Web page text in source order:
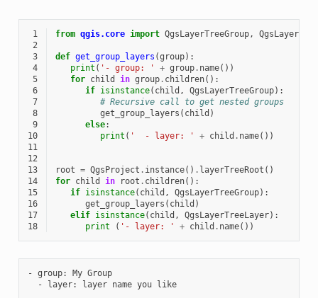
1 from qgis.core import QgsLayerTreeGroup,
2
3
def get_group_layers (group):
4
print ( '- group: ' + group. name())
5
for child in group. children():
6
if isinstance( child , QgsLayerTreeGroup):
7
# Recursive call to get nested groups
8
get_group_layers ( child )
9
else:
10
print ( '  - layer: ' + child . name())
11
12
13
root = QgsProject . instance() . layerTreeRoot ()
14
for child in root . children():
15
if isinstance( child , QgsLayerTreeGroup):
16
get_group_layers ( child )
17
elif isinstance( child , QgsLayerTreeLayer):
18
print ( '- layer: ' + child . name())
- group: My Group
  - layer: layer name you like